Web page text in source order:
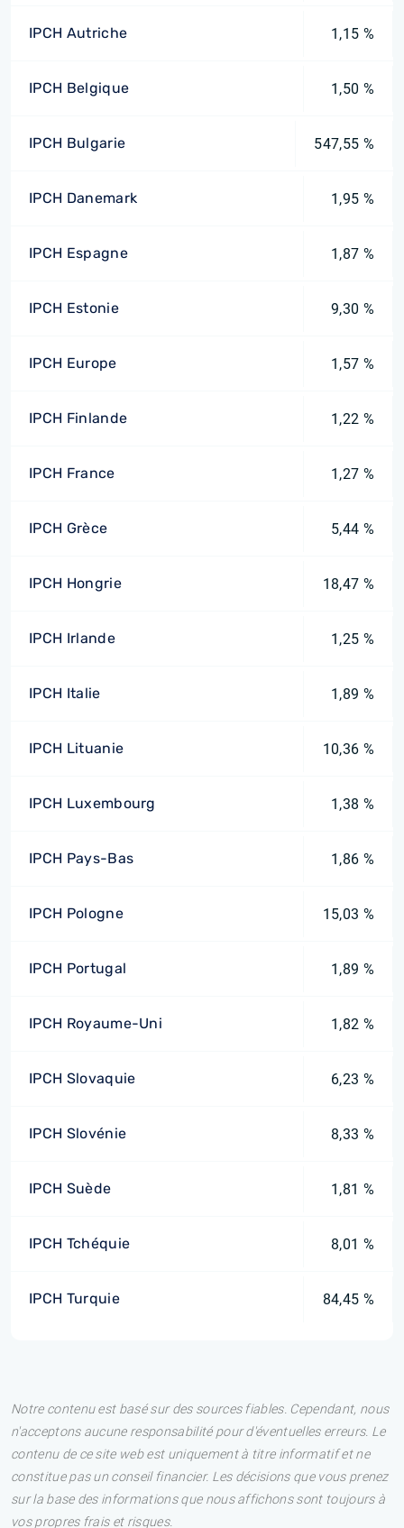
IPCH Autriche 1,15 %
IPCH Belgique 1,50 %
IPCH Bulgarie 547,55 %
IPCH Danemark 1,95 %
IPCH Espagne 1,87 %
IPCH Estonie 9,30 %
IPCH Europe 1,57 %
IPCH Finlande 1,22 %
IPCH France 1,27 %
IPCH Grèce 5,44 %
IPCH Hongrie 18,47 %
IPCH Irlande 1,25 %
IPCH Italie 1,89 %
IPCH Lituanie 10,36 %
IPCH Luxembourg 1,38 %
IPCH Pays-Bas 1,86 %
IPCH Pologne 15,03 %
IPCH Portugal 1,89 %
IPCH Royaume-Uni 1,82 %
IPCH Slovaquie 6,23 %
IPCH Slovénie 8,33 %
IPCH Suède 1,81 %
IPCH Tchéquie 8,01 %
IPCH Turquie 84,45 %
Notre contenu est basé sur des sources fiables. Cependant, nous
n'acceptons aucune responsabilité pour d'éventuelles erreurs. Le
contenu de ce site web est uniquement à titre informatif et ne
constitue pas un conseil financier. Les décisions que vous prenez
sur la base des informations que nous affichons sont toujours à
vos propres frais et risques.